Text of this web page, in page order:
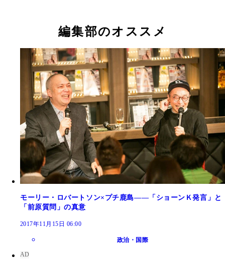
編集部のオススメ
モーリー・ロバートソン×プチ鹿島――「ショーンＫ発言」と
「前原質問」の真意
2017年11月15日 06:00
政治・国際